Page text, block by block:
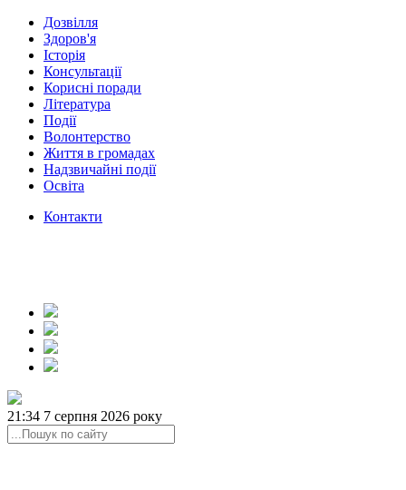
Дозвілля
Здоров'я
Історія
Консультації
Корисні поради
Література
Події
Волонтерство
Життя в громадах
Надзвичайні події
Освіта
Контакти
21:34 7 серпня 2026 року